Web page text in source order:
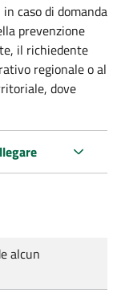
caso di domanda
prevenzione
il richiedente
regionale o al
dove
alcun